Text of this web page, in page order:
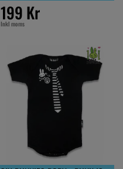
199 Kr
Inkl moms